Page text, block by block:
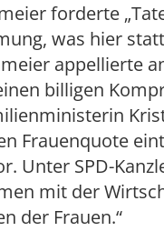
forderte
was hier
appellierte
billigen
Frauenquote
Unter SPD-
mit der
der Frauen.“